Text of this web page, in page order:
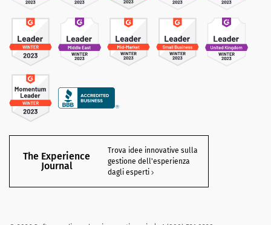
The Experience
Journal
Trova idee innovative sulla
gestione dell'esperienza
dagli esperti